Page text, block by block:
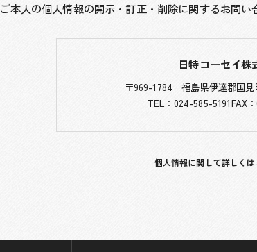
ご本人の個人情報の開示・訂正・削除に関するお問い
日特コーセイ株
〒969-1784 福島県伊達郡国見
TEL：024-585-5191FAX
個人情報に関して詳しくは